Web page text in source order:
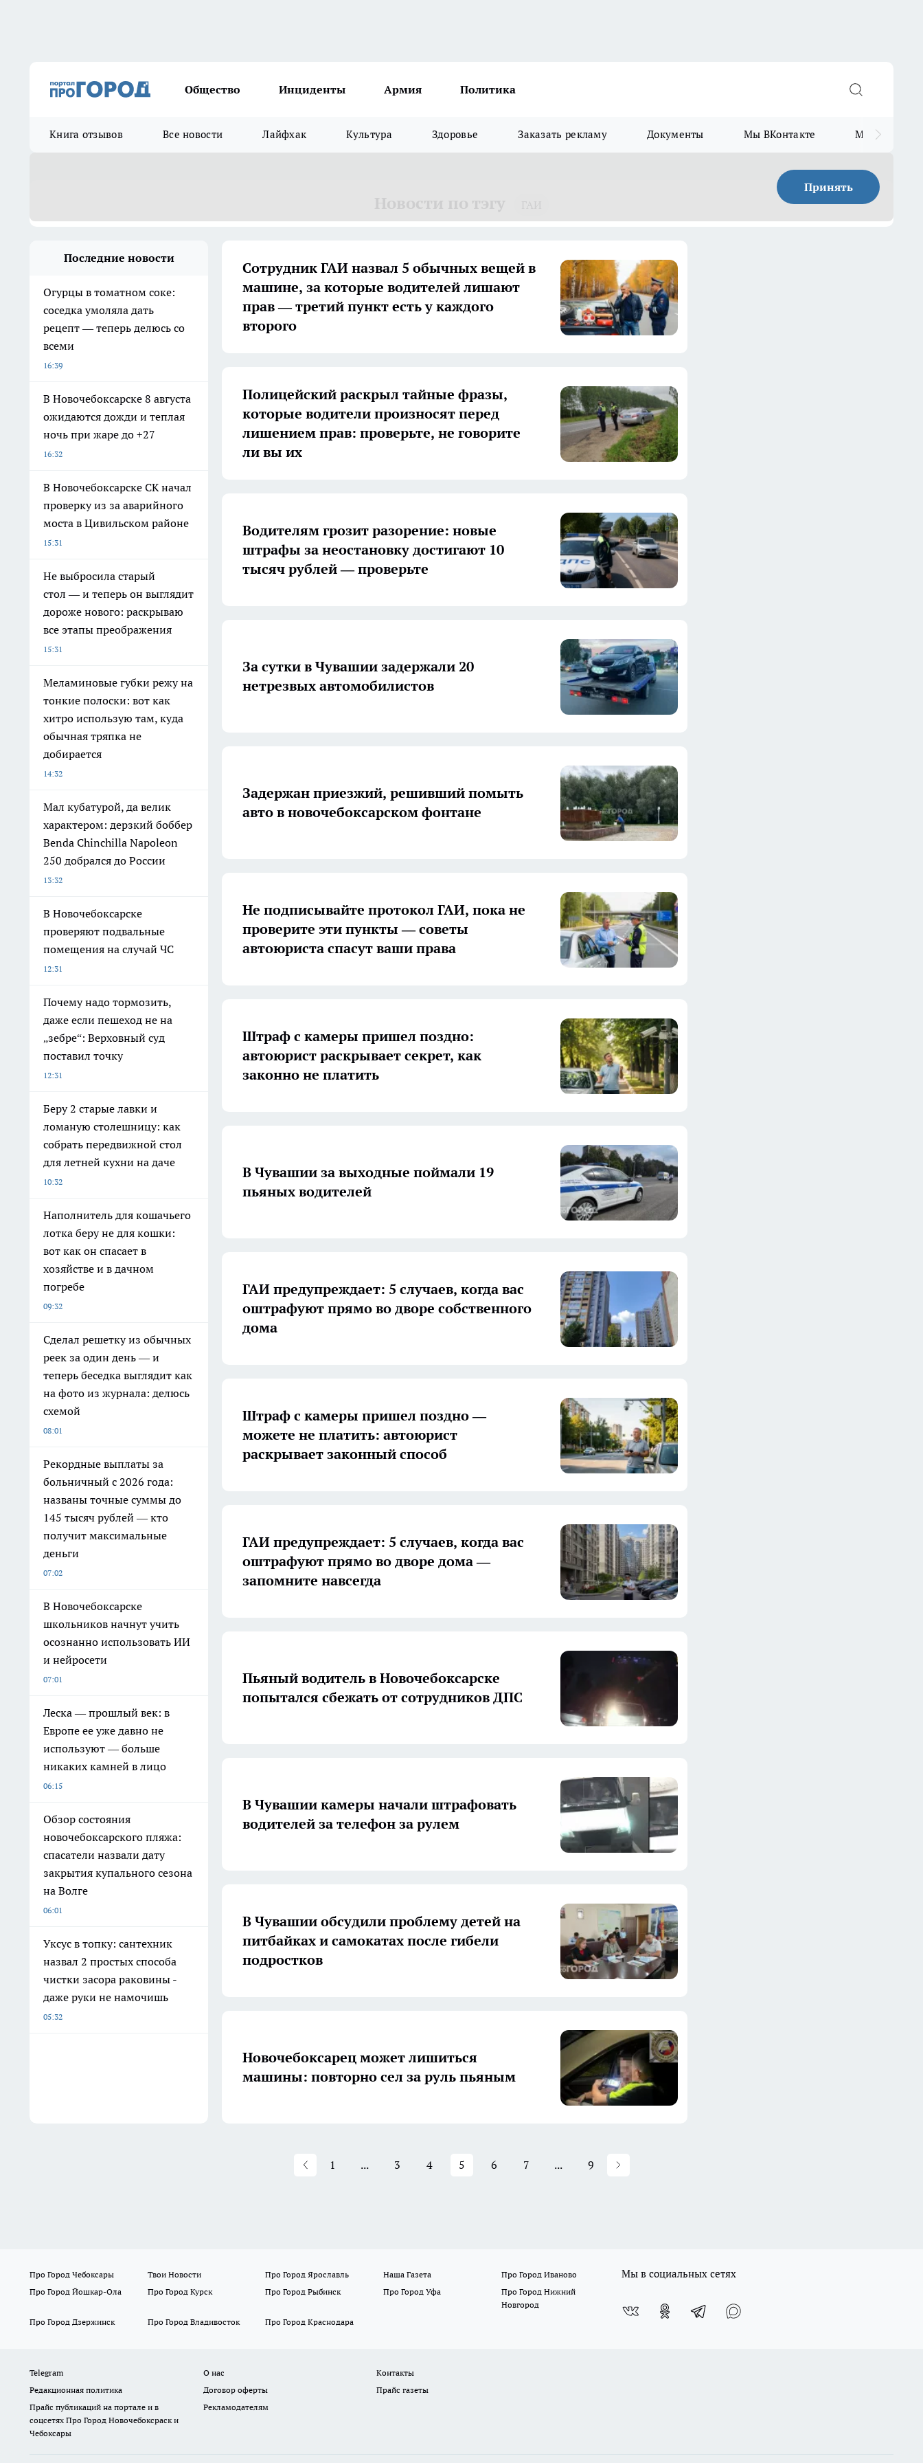
Общество Инциденты Армия Политика
Книга отзывов Все новости Лайфхак Культура Здоровье Заказать рекламу Документы Мы ВКонтакте Мы в
Принять
Последние новости
Огурцы в томатном соке:
соседка умоляла дать
рецепт — теперь делюсь со
всеми
16:39
В Новочебоксарске 8 августа
ожидаются дожди и теплая
ночь при жаре до +27
16:32
В Новочебоксарске СК начал
проверку из за аварийного
моста в Цивильском районе
15:31
Не выбросила старый
стол — и теперь он выглядит
дороже нового: раскрываю
все этапы преображения
15:31
Меламиновые губки режу на
тонкие полоски: вот как
хитро использую там, куда
обычная тряпка не
добирается
14:32
Мал кубатурой, да велик
характером: дерзкий боббер
Benda Chinchilla Napoleon
250 добрался до России
13:32
В Новочебоксарске
проверяют подвальные
помещения на случай ЧС
12:31
Почему надо тормозить,
даже если пешеход не на
„зебре“: Верховный суд
поставил точку
12:31
Беру 2 старые лавки и
ломаную столешницу: как
собрать передвижной стол
для летней кухни на даче
10:32
Наполнитель для кошачьего
лотка беру не для кошки:
вот как он спасает в
хозяйстве и в дачном
погребе
09:32
Сделал решетку из обычных
реек за один день — и
теперь беседка выглядит как
на фото из журнала: делюсь
схемой
08:01
Рекордные выплаты за
больничный с 2026 года:
названы точные суммы до
145 тысяч рублей — кто
получит максимальные
деньги
07:02
В Новочебоксарске
школьников начнут учить
осознанно использовать ИИ
и нейросети
07:01
Леска — прошлый век: в
Европе ее уже давно не
используют — больше
никаких камней в лицо
06:15
Обзор состояния
новочебоксарского пляжа:
спасатели назвали дату
закрытия купального сезона
на Волге
06:01
Уксус в топку: сантехник
назвал 2 простых способа
чистки засора раковины -
даже руки не намочишь
05:32
Сотрудник ГАИ назвал 5 обычных вещей в
машине, за которые водителей лишают
прав — третий пункт есть у каждого
второго
Полицейский раскрыл тайные фразы,
которые водители произносят перед
лишением прав: проверьте, не говорите
ли вы их
Водителям грозит разорение: новые
штрафы за неостановку достигают 10
тысяч рублей — проверьте
За сутки в Чувашии задержали 20
нетрезвых автомобилистов
Задержан приезжий, решивший помыть
авто в новочебоксарском фонтане
Не подписывайте протокол ГАИ, пока не
проверите эти пункты — советы
автоюриста спасут ваши права
Штраф с камеры пришел поздно:
автоюрист раскрывает секрет, как
законно не платить
В Чувашии за выходные поймали 19
пьяных водителей
ГАИ предупреждает: 5 случаев, когда вас
оштрафуют прямо во дворе собственного
дома
Штраф с камеры пришел поздно —
можете не платить: автоюрист
раскрывает законный способ
ГАИ предупреждает: 5 случаев, когда вас
оштрафуют прямо во дворе дома —
запомните навсегда
Пьяный водитель в Новочебоксарске
попытался сбежать от сотрудников ДПС
В Чувашии камеры начали штрафовать
водителей за телефон за рулем
В Чувашии обсудили проблему детей на
питбайках и самокатах после гибели
подростков
Новочебоксарец может лишиться
машины: повторно сел за руль пьяным
1 ... 3 4 5 6 7 ... 9
Про Город Чебоксары Твои Новости Про Город Ярославль Наша Газета
Про Город Иваново
Про Город Йошкар-Ола
Про Город Курск Про Город Рыбинск Про Город Уфа
Про Город Нижний
Новгород
Про Город Дзержинск
Про Город Владивосток Про Город Краснодара
Мы в социальных сетях
Telegram О нас
Контакты
Редакционная политика
Договор оферты
Прайс газеты
Прайс публикаций на портале и в
соцсетях Про Город Новочебоксраск и
Чебоксары
Рекламодателям